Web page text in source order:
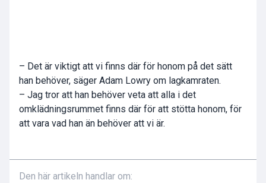
– Det är viktigt att vi finns där för honom på det sätt
han behöver, säger Adam Lowry om lagkamraten.
– Jag tror att han behöver veta att alla i det
omklädningsrummet finns där för att stötta honom, för
att vara vad han än behöver att vi är.
Den här artikeln handlar om: